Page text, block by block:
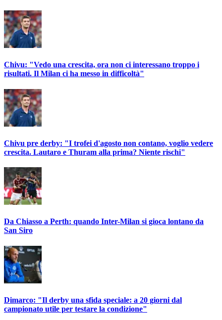
Chivu: "Vedo una crescita, ora non ci interessano troppo i
risultati. Il Milan ci ha messo in difficoltà"
Chivu pre derby: "I trofei d'agosto non contano, voglio vedere
crescita. Lautaro e Thuram alla prima? Niente rischi"
Da Chiasso a Perth: quando Inter-Milan si gioca lontano da
San Siro
Dimarco: "Il derby una sfida speciale: a 20 giorni dal
campionato utile per testare la condizione"